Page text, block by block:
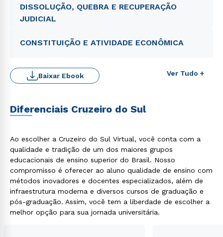
DISSOLUÇÃO, QUEBRA E RECUPERAÇÃO
JUDICIAL
CONSTITUIÇÃO E ATIVIDADE ECONÔMICA
Ver Tudo +
Baixar Ebook
Diferenciais Cruzeiro do Sul
Ao escolher a Cruzeiro do Sul Virtual, você conta com a
qualidade e tradição de um dos maiores grupos
educacionais de ensino superior do Brasil. Nosso
compromisso é oferecer ao aluno qualidade de ensino com
métodos inovadores e docentes especializados, além de
infraestrutura moderna e diversos cursos de graduação e
pós-graduação. Assim, você tem a liberdade de escolher a
melhor opção para sua jornada universitária.
Rápido e fácil
WhatsApp
ou